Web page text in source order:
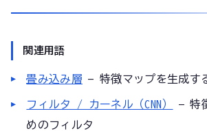
関連用語
畳み込み層 — 特徴マップを生成す
フィルタ / カーネル（CNN）
— 特
めのフィルタ